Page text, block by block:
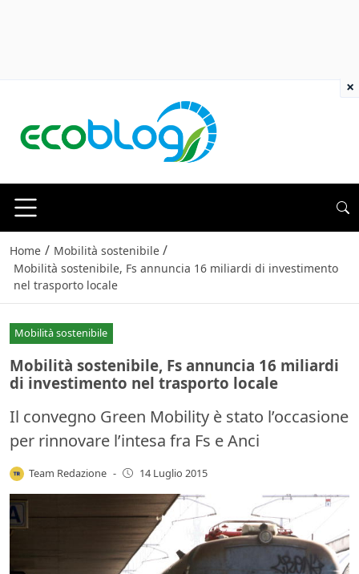
Home / Mobilità sostenibile /
Mobilità sostenibile, Fs annuncia 16 miliardi di investimento
nel trasporto locale
Mobilità sostenibile
Mobilità sostenibile, Fs annuncia 16 miliardi
di investimento nel trasporto locale
Il convegno Green Mobility è stato l’occasione
per rinnovare l’intesa fra Fs e Anci
Team Redazione - 14 Luglio 2015
×